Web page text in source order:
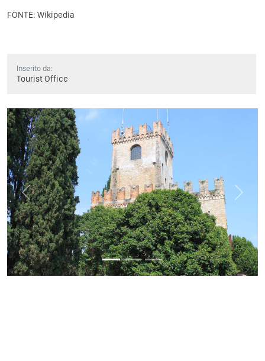
FONTE: Wikipedia
Inserito da:
Tourist Office
Previous Next